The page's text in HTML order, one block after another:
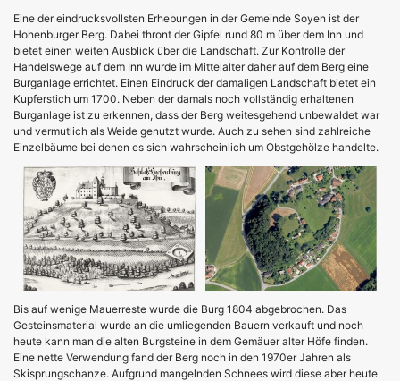
Eine der eindrucksvollsten Erhebungen in der Gemeinde Soyen ist der
Hohenburger Berg. Dabei thront der Gipfel rund 80 m über dem Inn und
bietet einen weiten Ausblick über die Landschaft. Zur Kontrolle der
Handelswege auf dem Inn wurde im Mittelalter daher auf dem Berg eine
Burganlage errichtet. Einen Eindruck der damaligen Landschaft bietet ein
Kupferstich um 1700. Neben der damals noch vollständig erhaltenen
Burganlage ist zu erkennen, dass der Berg weitesgehend unbewaldet war
und vermutlich als Weide genutzt wurde. Auch zu sehen sind zahlreiche
Einzelbäume bei denen es sich wahrscheinlich um Obstgehölze handelte.
Bis auf wenige Mauerreste wurde die Burg 1804 abgebrochen. Das
Gesteinsmaterial wurde an die umliegenden Bauern verkauft und noch
heute kann man die alten Burgsteine in dem Gemäuer alter Höfe finden.
Eine nette Verwendung fand der Berg noch in den 1970er Jahren als
Skisprungschanze. Aufgrund mangelnden Schnees wird diese aber heute